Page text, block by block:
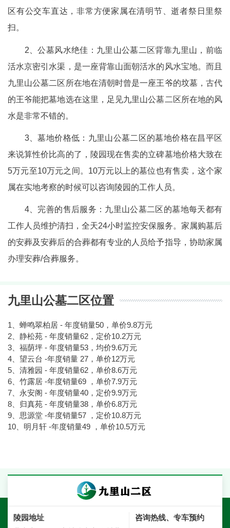
区有公交车直达，非常方便家属在清明节、逝者祭日里祭
扫。
2、公墓风水绝佳：九里山公墓二区背靠九里山，前临
活水京密引水渠，是一座背靠山面朝活水的风水宝地。而且
九里山公墓二区所在地在清朝时曾是一座王爷的坟墓，古代
的王爷能把墓地选在这里，足见九里山公墓二区所在地的风
水是非常不错的。
3、墓地价格低：九里山公墓二区的墓地价格在昌平区
来说算性价比高的了，陵园现在售卖的立碑墓地价格大致在
5万元至10万元之间。10万元以上的墓位也有售卖，这个家
属在实地考察的时候可以咨询陵园的工作人员。
4、完善的售后服务：九里山公墓二区的墓地每天都有
工作人员维护清扫，全天24小时监控安保服务。家属购墓后
的安葬及安葬后的合葬都有专业的人员给予指导，协助家属
办理安葬/合葬服务。
九里山公墓二区位置
1、蝉鸣翠柏居 - 年度销量50，单价9.8万元
2、静松苑 - 年度销量62，定价10.2万元
3、福荫坪 - 年度销量53，均价9.6万元
4、望云台 -年度销量 27，单价12万元
5、清雅园 - 年度销量62，单价8.6万元
6、竹露居 -年度销量69 ，单价7.9万元
7、永安阁 - 年度销量40，定价9.9万元
8、归真苑 - 年度销量38，单价6.8万元
9、思源堂 -年度销量57 ，定价10.8万元
10、明月轩 -年度销量49 ，单价10.5万元
陵园地址
咨询热线、专车预约